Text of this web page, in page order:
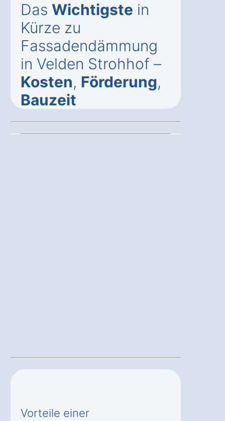
Das Wichtigste in
Kürze zu
Fassadendämmung
in Velden Strohhof –
Kosten, Förderung,
Bauzeit
Vorteile einer